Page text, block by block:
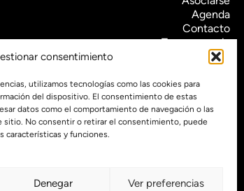
consentimiento
utilizamos tecnologías como las cookies para
del dispositivo. El consentimiento de estas
datos como el comportamiento de navegación o las
sitio. No consentir o retirar el consentimiento, puede
características y funciones.
Denegar Ver preferencias
Agenda
Contacto
Transparencia
Política de cookies (UE)
Política de privacidad
Proyecto web financiado por: